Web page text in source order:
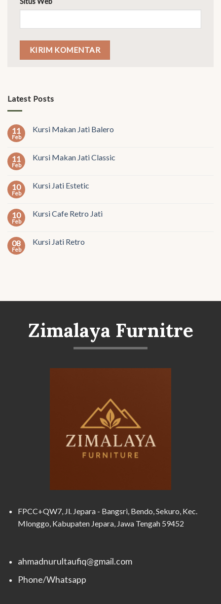
Latest Posts
11
Feb
Kursi Makan Jati Balero
11
Feb
Kursi Makan Jati Classic
10
Feb
Kursi Jati Estetic
10
Feb
Kursi Cafe Retro Jati
08
Feb
Kursi Jati Retro
Zimalaya Furnitre
FPCC+QW7, Jl. Jepara - Bangsri, Bendo, Sekuro, Kec.
Mlonggo, Kabupaten Jepara, Jawa Tengah 59452
ahmadnurultaufiq@gmail.com
Phone/Whatsapp